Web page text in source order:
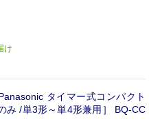
け
タイマー式コンパクト
み /単3形～単4形兼用］ BQ-CC